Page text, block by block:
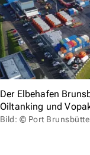
Der Elbehafen
Oiltanking und
Bild: © Port